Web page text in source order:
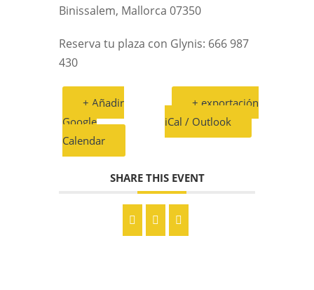
Binissalem, Mallorca 07350
Reserva tu plaza con Glynis: 666 987
430
+ Añadir
Google
Calendar
+ exportación
iCal / Outlook
SHARE THIS EVENT